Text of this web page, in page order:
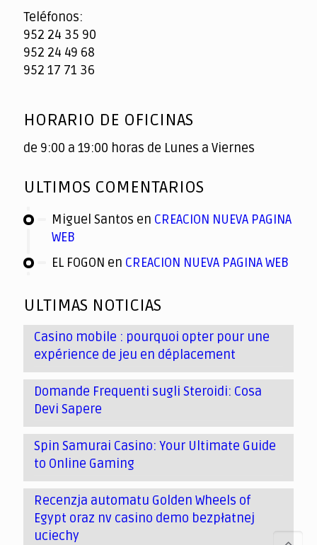
Teléfonos:
952 24 35 90
952 24 49 68
952 17 71 36
HORARIO DE OFICINAS
de 9:00 a 19:00 horas de Lunes a Viernes
ULTIMOS COMENTARIOS
Miguel Santos en CREACION NUEVA PAGINA
WEB
EL FOGON en CREACION NUEVA PAGINA WEB
ULTIMAS NOTICIAS
Casino mobile : pourquoi opter pour une
expérience de jeu en déplacement
Domande Frequenti sugli Steroidi: Cosa
Devi Sapere
Spin Samurai Casino: Your Ultimate Guide
to Online Gaming
Recenzja automatu Golden Wheels of
Egypt oraz nv casino demo bezpłatnej
uciechy